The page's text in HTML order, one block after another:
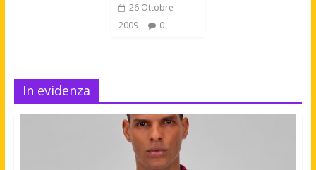
26 Ottobre
2009
0
In evidenza